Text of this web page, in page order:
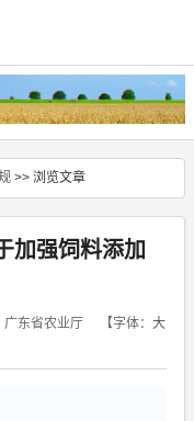
>> 浏览文章
加强饲料添加
东省农业厅 【字体： 大